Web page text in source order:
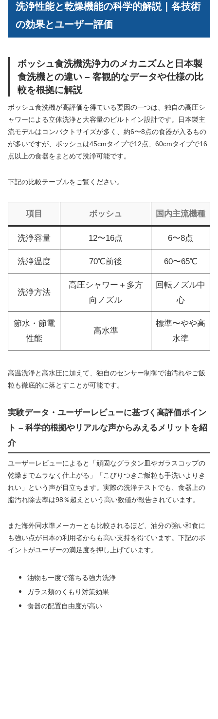
洗浄性能と乾燥機能の科学的解説｜各技術
の効果とユーザー評価
ボッシュ食洗機洗浄力のメカニズムと日本製
食洗機との違い – 客観的なデータや仕様の比
較を根拠に解説
ボッシュ食洗機が高評価を得ている要因の一つは、独自の高圧シ
ャワーによる立体洗浄と大容量のビルトイン設計です。日本製主
流モデルはコンパクトサイズが多く、約6〜8点の食器が入るもの
が多いですが、ボッシュは45cmタイプで12点、60cmタイプで16
点以上の食器をまとめて洗浄可能です。
下記の比較テーブルをご覧ください。
項目 ボッシュ 国内主流機種
洗浄容量 12〜16点 6〜8点
洗浄温度 70℃前後 60〜65℃
洗浄方法
高圧シャワー＋多方
向ノズル
回転ノズル中
心
節水・節電
性能
高水準
標準〜やや高
水準
高温洗浄と高水圧に加えて、独自のセンサー制御で油汚れやご飯
粒も徹底的に落とすことが可能です。
実験データ・ユーザーレビューに基づく高評価ポイン
ト – 科学的根拠やリアルな声からみえるメリットを紹
介
ユーザーレビューによると「頑固なグラタン皿やガラスコップの
乾燥までムラなく仕上がる」「こびりつきご飯粒も手洗いよりき
れい」という声が目立ちます。実際の洗浄テストでも、食器上の
脂汚れ除去率は98％超えという高い数値が報告されています。
また海外同水準メーカーとも比較されるほど、油分の強い和食に
も強い点が日本の利用者からも高い支持を得ています。下記のポ
イントがユーザーの満足度を押し上げています。
油物も一度で落ちる強力洗浄
ガラス類のくもり対策効果
食器の配置自由度が高い